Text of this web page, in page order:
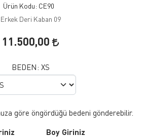
Ürün Kodu: CE90
Erkek Deri Kaban 09
11.500,00
BEDEN: XS
göre öngördüğü bedeni gönderebilir.
Boy Giriniz